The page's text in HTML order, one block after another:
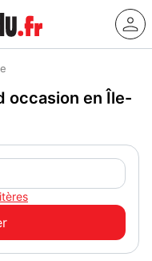
occasion en Île-